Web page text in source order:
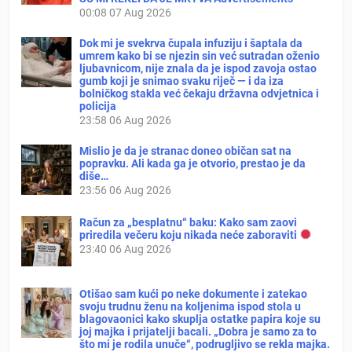
00:08 07 Aug 2026
Dok mi je svekrva čupala infuziju i šaptala da
umrem kako bi se njezin sin već sutradan oženio
ljubavnicom, nije znala da je ispod zavoja ostao
gumb koji je snimao svaku riječ — i da iza
bolničkog stakla već čekaju državna odvjetnica i
policija
23:58 06 Aug 2026
Mislio je da je stranac doneo običan sat na
popravku. Ali kada ga je otvorio, prestao je da
diše…
23:56 06 Aug 2026
Račun za „besplatnu“ baku: Kako sam zaovi
priredila večeru koju nikada neće zaboraviti
23:40 06 Aug 2026
Otišao sam kući po neke dokumente i zatekao
svoju trudnu ženu na koljenima ispod stola u
blagovaonici kako skuplja ostatke papira koje su
joj majka i prijatelji bacali. „Dobra je samo za to
što mi je rodila unuče“, podrugljivo se rekla majka.